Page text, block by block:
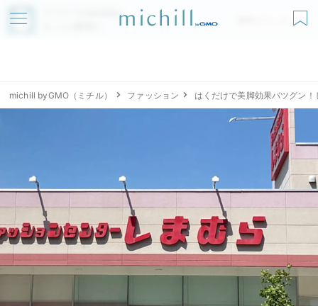
アプリでmichillが
無料ダウンロード
michill byGMO（ミチル） ファッション はくだけで美脚効果バツグン